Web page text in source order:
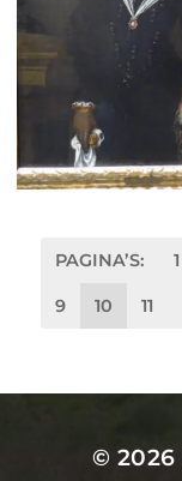
PAGINA’S: 1
9 10 11
© 2026